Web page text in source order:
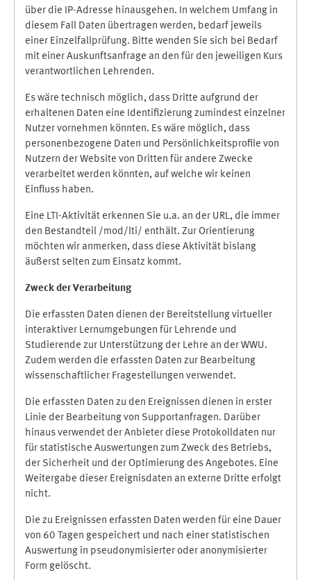
über die IP-Adresse hinausgehen. In welchem Umfang in
diesem Fall Daten übertragen werden, bedarf jeweils
einer Einzelfallprüfung. Bitte wenden Sie sich bei Bedarf
mit einer Auskunftsanfrage an den für den jeweiligen Kurs
verantwortlichen Lehrenden.
Es wäre technisch möglich, dass Dritte aufgrund der
erhaltenen Daten eine Identifizierung zumindest einzelner
Nutzer vornehmen könnten. Es wäre möglich, dass
personenbezogene Daten und Persönlichkeitsprofile von
Nutzern der Website von Dritten für andere Zwecke
verarbeitet werden könnten, auf welche wir keinen
Einfluss haben.
Eine LTI-Aktivität erkennen Sie u.a. an der URL, die immer
den Bestandteil /mod/lti/ enthält. Zur Orientierung
möchten wir anmerken, dass diese Aktivität bislang
äußerst selten zum Einsatz kommt.
Zweck der Verarbeitung
Die erfassten Daten dienen der Bereitstellung virtueller
interaktiver Lernumgebungen für Lehrende und
Studierende zur Unterstützung der Lehre an der WWU.
Zudem werden die erfassten Daten zur Bearbeitung
wissenschaftlicher Fragestellungen verwendet.
Die erfassten Daten zu den Ereignissen dienen in erster
Linie der Bearbeitung von Supportanfragen. Darüber
hinaus verwendet der Anbieter diese Protokolldaten nur
für statistische Auswertungen zum Zweck des Betriebs,
der Sicherheit und der Optimierung des Angebotes. Eine
Weitergabe dieser Ereignisdaten an externe Dritte erfolgt
nicht.
Die zu Ereignissen erfassten Daten werden für eine Dauer
von 60 Tagen gespeichert und nach einer statistischen
Auswertung in pseudonymisierter oder anonymisierter
Form gelöscht.